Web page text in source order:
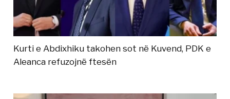
Kurti e Abdixhiku takohen sot në Kuvend, PDK e
Aleanca refuzojnë ftesën